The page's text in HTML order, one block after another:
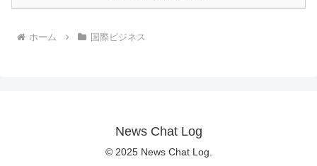
ホーム 国際ビジネス
News Chat Log
© 2025 News Chat Log.